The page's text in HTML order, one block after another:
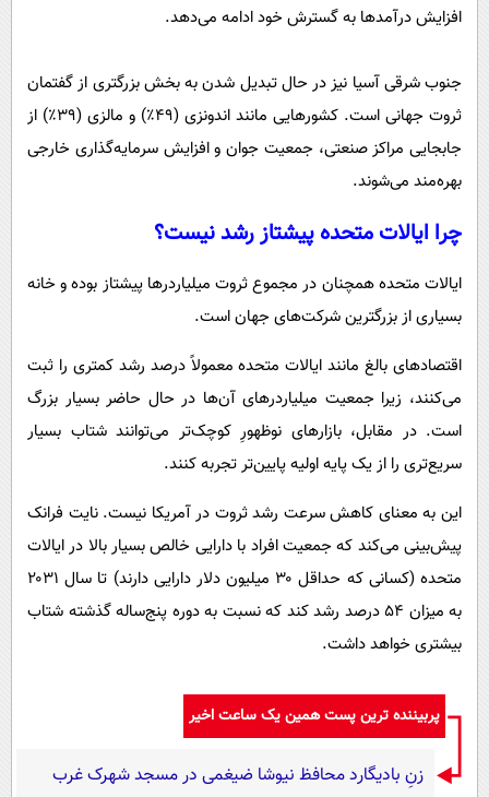
افزایش درآمدها به گسترش خود ادامه می‌دهد.
جنوب شرقی آسیا نیز در حال تبدیل شدن به بخش بزرگتری از گفتمان
ثروت جهانی است. کشورهایی مانند اندونزی (۴۹٪) و مالزی (۳۹٪) از
جابجایی مراکز صنعتی، جمعیت جوان و افزایش سرمایه‌گذاری خارجی
بهره‌مند می‌شوند.
چرا ایالات متحده پیشتاز رشد نیست؟
ایالات متحده همچنان در مجموع ثروت میلیاردرها پیشتاز بوده و خانه
بسیاری از بزرگترین شرکت‌های جهان است.
اقتصادهای بالغ مانند ایالات متحده معمولاً درصد رشد کمتری را ثبت
می‌کنند، زیرا جمعیت میلیاردرهای آن‌ها در حال حاضر بسیار بزرگ
است. در مقابل، بازارهای نوظهورِ کوچک‌تر می‌توانند شتاب بسیار
سریع‌تری را از یک پایه اولیه پایین‌تر تجربه کنند.
این به معنای کاهش سرعت رشد ثروت در آمریکا نیست. نایت فرانک
پیش‌بینی می‌کند که جمعیت افراد با دارایی خالص بسیار بالا در ایالات
متحده (کسانی که حداقل ۳۰ میلیون دلار دارایی دارند) تا سال ۲۰۳۱
به میزان ۵۴ درصد رشد کند که نسبت به دوره پنج‌ساله گذشته شتاب
بیشتری خواهد داشت.
پربیننده ترین پست همین یک ساعت اخیر
زنِ بادیگارد محافظ نیوشا ضیغمی در مسجد شهرک غرب